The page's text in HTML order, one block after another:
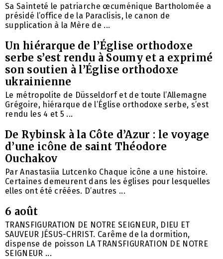
Sa Sainteté le patriarche œcuménique Bartholomée a
présidé l’office de la Paraclisis, le canon de
supplication à la Mère de ...
Un hiérarque de l’Église orthodoxe
serbe s’est rendu à Soumy et a exprimé
son soutien à l’Église orthodoxe
ukrainienne
Le métropolite de Düsseldorf et de toute l’Allemagne
Grégoire, hiérarque de l’Église orthodoxe serbe, s’est
rendu les 4 et 5 ...
De Rybinsk à la Côte d’Azur : le voyage
d’une icône de saint Théodore
Ouchakov
Par Anastasiia Lutcenko Chaque icône a une histoire.
Certaines demeurent dans les églises pour lesquelles
elles ont été créées. D’autres ...
6 août
TRANSFIGURATION DE NOTRE SEIGNEUR, DIEU ET
SAUVEUR JÉSUS-CHRIST. Carême de la dormition,
dispense de poisson LA TRANSFIGURATION DE NOTRE
SEIGNEUR ...